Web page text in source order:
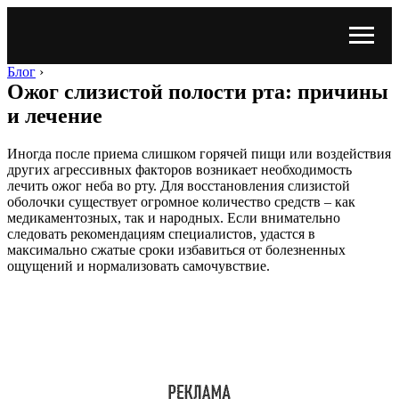
Блог ›
Ожог слизистой полости рта: причины
и лечение
Иногда после приема слишком горячей пищи или воздействия
других агрессивных факторов возникает необходимость
лечить ожог неба во рту. Для восстановления слизистой
оболочки существует огромное количество средств – как
медикаментозных, так и народных. Если внимательно
следовать рекомендациям специалистов, удастся в
максимально сжатые сроки избавиться от болезненных
ощущений и нормализовать самочувствие.